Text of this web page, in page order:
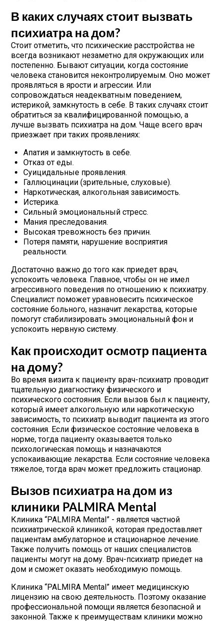
В каких случаях стоит вызвать
психиатра на дом?
Стоит отметить, что психические расстройства не
всегда возникают незаметно для окружающих или
постепенно. Бывают ситуации, когда состояние
человека становится неконтролируемым. Оно может
проявляться в ярости и агрессии. Или
сопровождаться неадекватным поведением,
истерикой, замкнутость в себе. В таких случаях стоит
обратиться за квалифицированной помощью, а
лучше вызвать психиатра на дом. Чаще всего врач
приезжает при таких проявлениях:
Апатия и замкнутость в себе.
Отказ от еды.
Суицидальные проявления.
Галлюцинации (зрительные, слуховые).
Наркотическая, алкогольная зависимость.
Истерика.
Сильный эмоциональный стресс.
Мания преследования.
Высокая тревожность без причин.
Потеря памяти, нарушение восприятия
реальности.
Достаточно важно до того как приедет врач,
успокоить человека. Главное, чтобы он не имел
агрессивного поведения по отношению к психиатру.
Специалист поможет уравновесить психическое
состояние больного, назначит лекарства, которые
помогут стабилизировать эмоциональный фон и
успокоить нервную систему.
Как происходит осмотр пациента
на дому?
Во время визита к пациенту врач-психиатр проводит
тщательную диагностику физического и
психического состояния. Если вызов был к пациенту,
который имеет алкогольную или наркотическую
зависимость, то психиатр выводит пациента из этого
состояния. Если физическое состояние человека в
норме, тогда пациенту оказывается только
психологическая помощь и назначаются
успокаивающие лекарства. Если состояние человека
тяжелое, тогда врач может предложить стационар.
Вызов психиатра на дом из
клиники PALMIRA Mental
Клиника “PALMIRA Mental” - является частной
психиатрической клиникой, которая предоставляет
пациентам амбулаторное и стационарное лечение.
Также получить помощь от наших специалистов
пациенты могут на дому. Врач-психиатр приедет на
дом и сможет оказать необходимую помощь.
Клиника “PALMIRA Mental” имеет медицинскую
лицензию на свою деятельность. Поэтому оказание
профессиональной помощи является безопасной и
законной. Также к преимуществам клиники можно